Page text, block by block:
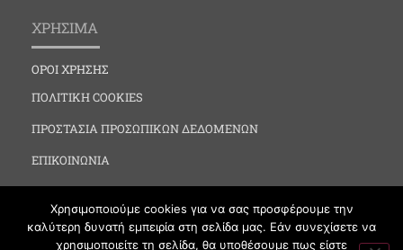
ΧΡΗΣΙΜΑ
ΟΡΟΙ ΧΡΗΣΗΣ
ΠΟΛΙΤΙΚΗ COOKIES
ΠΡΟΣΤΑΣΙΑ ΠΡΟΣΩΠΙΚΩΝ ΔΕΔΟΜΕΝΩΝ
ΕΠΙΚΟΙΝΩΝΙΑ
Χρησιμοποιούμε cookies για να σας προσφέρουμε την
καλύτερη δυνατή εμπειρία στη σελίδα μας. Εάν συνεχίσετε να
χρησιμοποιείτε τη σελίδα, θα υποθέσουμε πως είστε